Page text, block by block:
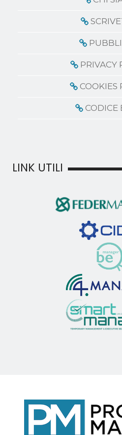
PRIVACY
COOKIES
CODICE
LINK UTILI